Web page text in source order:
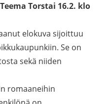
Torstai 16.2. klo
elokuva sijoittuu
Se on
sekä niiden
romaaneihin